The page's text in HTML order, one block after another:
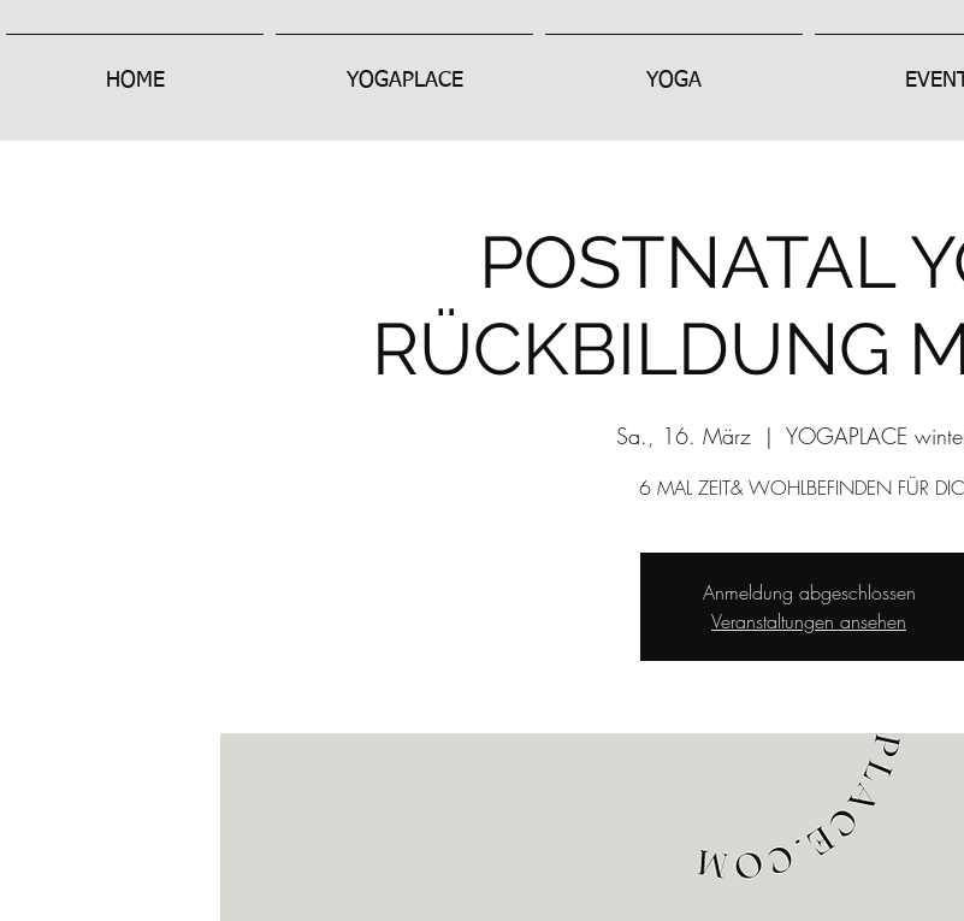
HOME YOGAPLACE YOGA
POSTNATAL
RÜCKBILDUNG
Sa., 16. März
  |
YOGAPLACE
6 MAL ZEIT& WOHLBEFINDEN FÜR
Anmeldung abgeschlossen
Veranstaltungen ansehen